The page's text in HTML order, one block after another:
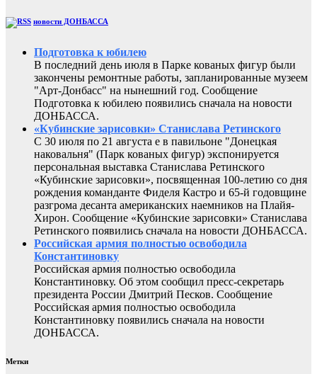
новости ДОНБАССА
Подготовка к юбилею
В последний день июля в Парке кованых фигур были
закончены ремонтные работы, запланированные музеем
"Арт-Донбасс" на нынешний год. Сообщение
Подготовка к юбилею появились сначала на новости
ДОНБАССА.
«Кубинские зарисовки» Станислава Ретинского
С 30 июля по 21 августа е в павильоне "Донецкая
наковальня" (Парк кованых фигур) экспонируется
персональная выставка Станислава Ретинского
«Кубинские зарисовки», посвященная 100-летию со дня
рождения команданте Фиделя Кастро и 65-й годовщине
разгрома десанта американских наемников на Плайя-
Хирон. Сообщение «Кубинские зарисовки» Станислава
Ретинского появились сначала на новости ДОНБАССА.
Российская армия полностью освободила
Константиновку
Российская армия полностью освободила
Константиновку. Об этом сообщил пресс-секретарь
президента России Дмитрий Песков. Сообщение
Российская армия полностью освободила
Константиновку появились сначала на новости
ДОНБАССА.
Метки